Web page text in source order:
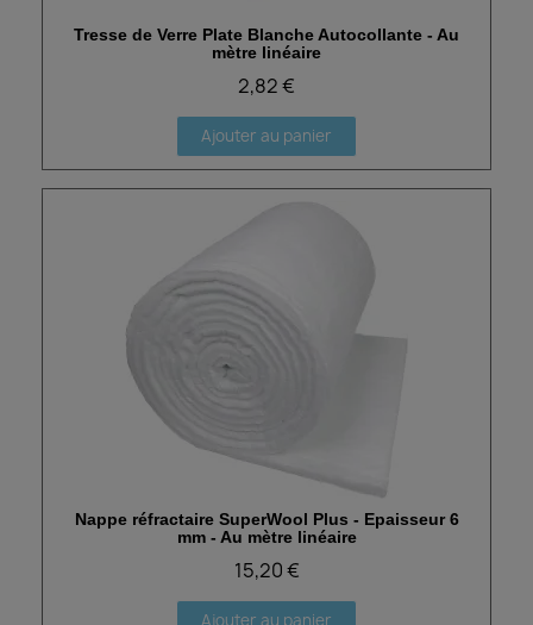
Aperçu rapide
Tresse de Verre Plate Blanche Autocollante - Au
mètre linéaire
2,82 €
Ajouter au panier
Aperçu rapide
Nappe réfractaire SuperWool Plus - Epaisseur 6
mm - Au mètre linéaire
15,20 €
Ajouter au panier